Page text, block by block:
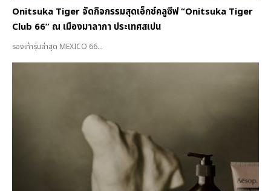
Onitsuka Tiger จัดกิจกรรมสุดเอ็กซ์คลูซีฟ “Onitsuka Tiger
Club 66” ณ เมืองมาลากา ประเทศสเปน
รองเท้ารุ่นล่าสุด MEXICO 66...